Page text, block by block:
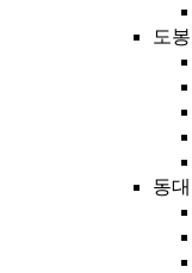
도
동